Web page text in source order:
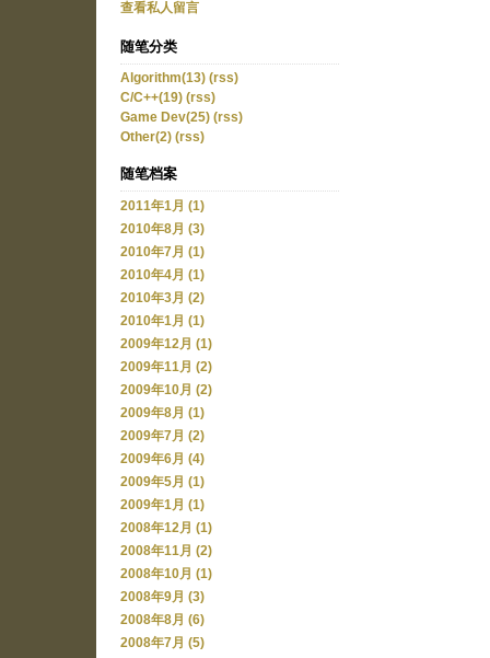
查看私人留言
随笔分类
Algorithm(13) (rss)
C/C++(19) (rss)
Game Dev(25) (rss)
Other(2) (rss)
随笔档案
2011年1月 (1)
2010年8月 (3)
2010年7月 (1)
2010年4月 (1)
2010年3月 (2)
2010年1月 (1)
2009年12月 (1)
2009年11月 (2)
2009年10月 (2)
2009年8月 (1)
2009年7月 (2)
2009年6月 (4)
2009年5月 (1)
2009年1月 (1)
2008年12月 (1)
2008年11月 (2)
2008年10月 (1)
2008年9月 (3)
2008年8月 (6)
2008年7月 (5)